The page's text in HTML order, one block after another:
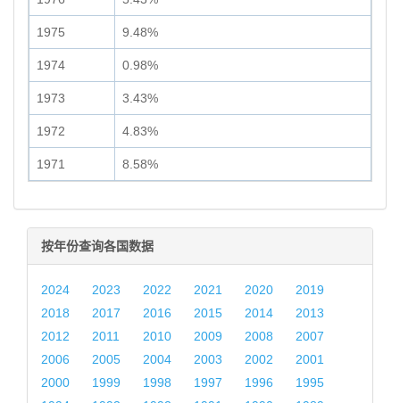
1975 9.48%
1974 0.98%
1973 3.43%
1972 4.83%
1971 8.58%
按年份查询各国数据
2024 2023 2022 2021 2020
2019
2018
2017 2016 2015 2014
2013
2012
2011 2010 2009 2008
2007
2006
2005 2004 2003 2002
2001
2000
1999 1998 1997 1996
1995